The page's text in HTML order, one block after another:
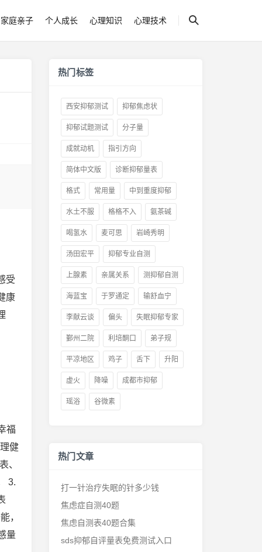
家庭亲子 个人成长 心理知识 心理技术
受
康
福
健
、
3.
，
量
热门标签
西安抑郁测试 抑郁焦虑状
抑郁试题测试 分子量
成就动机 指引方向
简体中文版 诊断抑郁量表
格式 常用量 中到重度抑郁
水土不服 格格不入 氨茶碱
喝氢水 麦可思 岩崎秀明
汤田宏平 抑郁专业自测
上腺素 亲属关系 测抑郁自测
海蓝宝 于罗通定 输舒血宁
李献云谈 偏头 失眠抑郁专家
鄞州二院 利培酮口 弟子规
平凉地区 鸡子 舌下 升阳
虚火 降噪 成都市抑郁
瑶浴 谷微素
热门文章
打一针治疗失眠的针多少钱
焦虑症自测40题
焦虑自测表40题合集
sds抑郁自评量表免费测试入口